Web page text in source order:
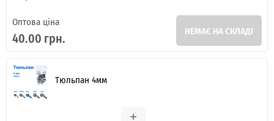
Оптова ціна
40.00 грн. НЕМАЄ НА СКЛАДІ
Тюльпан 4мм